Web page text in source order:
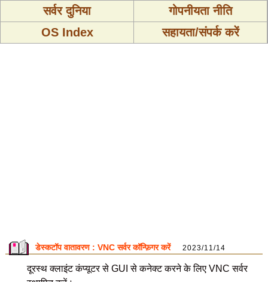
सर्वर दुनिया
गोपनीयता नीति
OS Index
सहायता/संपर्क करें
डेस्कटॉप वातावरण : VNC सर्वर कॉन्फ़िगर करें 2023/11/14
दूरस्थ क्लाइंट कंप्यूटर से GUI से कनेक्ट करने के लिए VNC सर्वर